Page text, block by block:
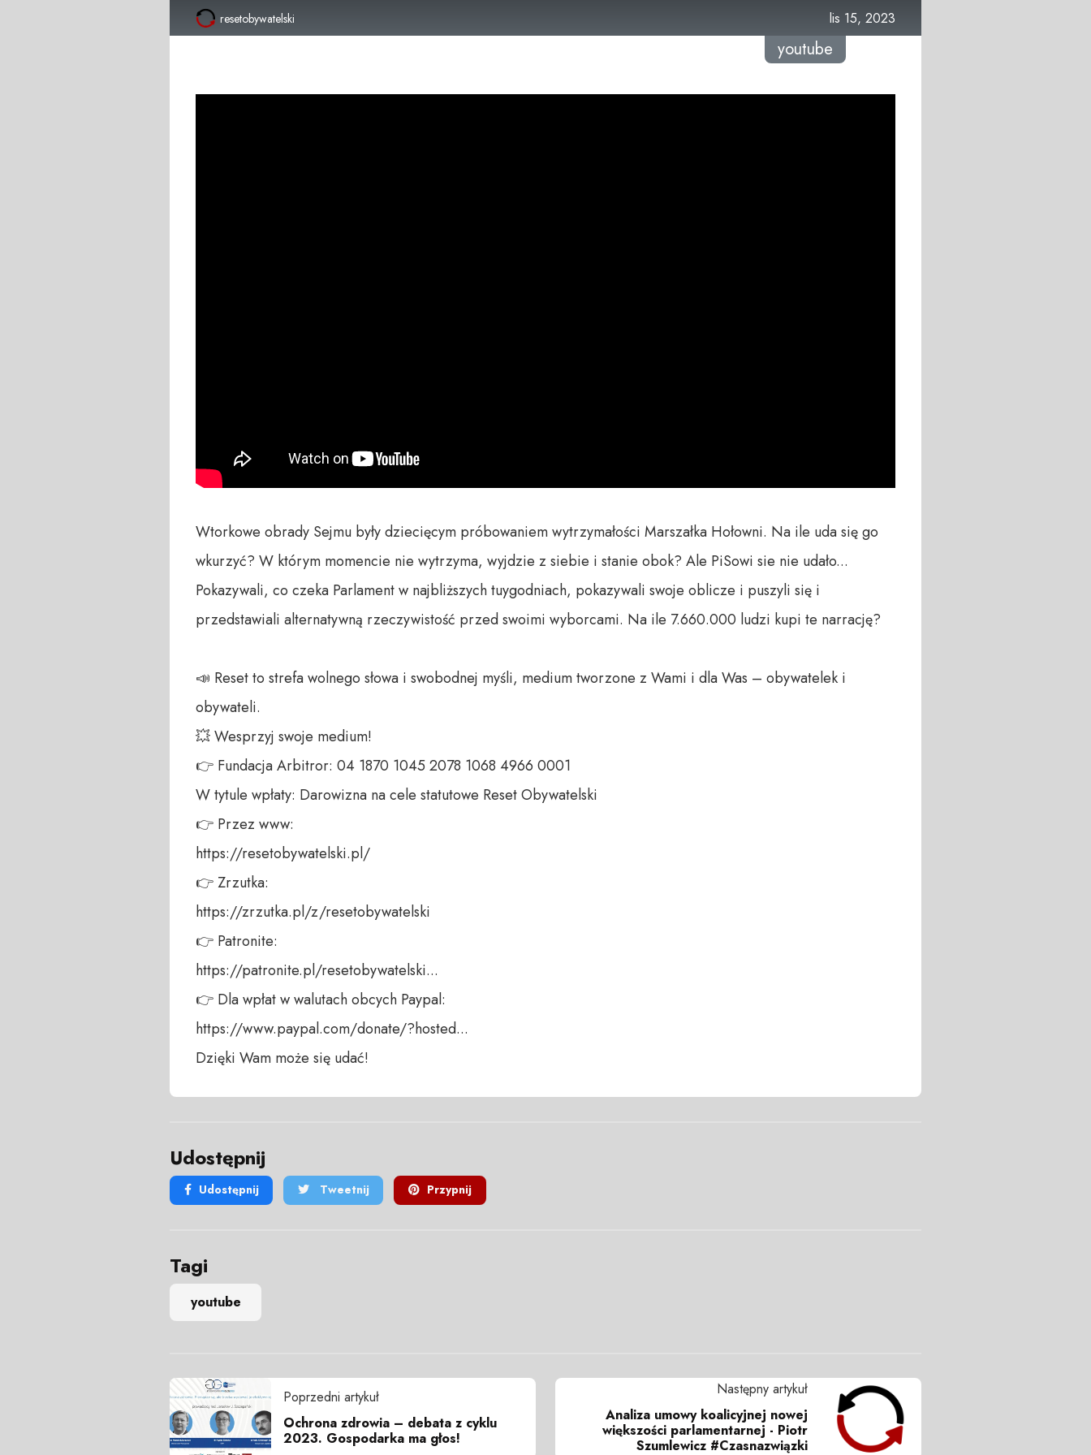
resetobywatelski lis 15, 2023
youtube
Wtorkowe obrady Sejmu były dziecięcym próbowaniem wytrzymałości Marszałka Hołowni. Na ile uda się go
wkurzyć? W którym momencie nie wytrzyma, wyjdzie z siebie i stanie obok? Ale PiSowi sie nie udało...
Pokazywali, co czeka Parlament w najbliższych tuygodniach, pokazywali swoje oblicze i puszyli się i
przedstawiali alternatywną rzeczywistość przed swoimi wyborcami. Na ile 7.660.000 ludzi kupi te narrację?
📣 Reset to strefa wolnego słowa i swobodnej myśli, medium tworzone z Wami i dla Was – obywatelek i
obywateli.
💥 Wesprzyj swoje medium!
👉 Fundacja Arbitror: 04 1870 1045 2078 1068 4966 0001
W tytule wpłaty: Darowizna na cele statutowe Reset Obywatelski
👉 Przez www:
https://resetobywatelski.pl/
👉 Zrzutka:
https://zrzutka.pl/z/resetobywatelski
👉 Patronite:
https://patronite.pl/resetobywatelski...
👉 Dla wpłat w walutach obcych Paypal:
https://www.paypal.com/donate/?hosted...
Dzięki Wam może się udać!
Udostępnij
Udostępnij Tweetnij Przypnij
Tagi
youtube
Poprzedni artykuł
Ochrona zdrowia – debata z cyklu
2023. Gospodarka ma głos!
Następny artykuł
Analiza umowy koalicyjnej nowej
większości parlamentarnej - Piotr
Szumlewicz #Czasnazwiązki